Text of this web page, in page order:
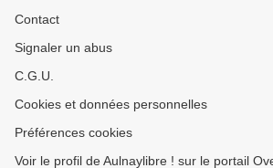
Contact
Signaler un abus
C.G.U.
Cookies et données personnelles
Préférences cookies
Voir le profil de Aulnaylibre ! sur le portail